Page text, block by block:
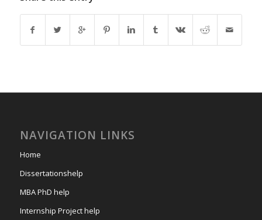
NAVIGATION LINKS
Home
Dissertationshelp
MBA PhD help
Internship Project help